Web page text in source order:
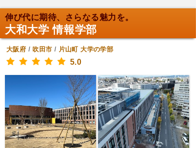
伸び代に期待、さらなる魅力を。
大和大学 情報学部
大阪府 / 吹田市 / 片山町 大学の学部
5.0